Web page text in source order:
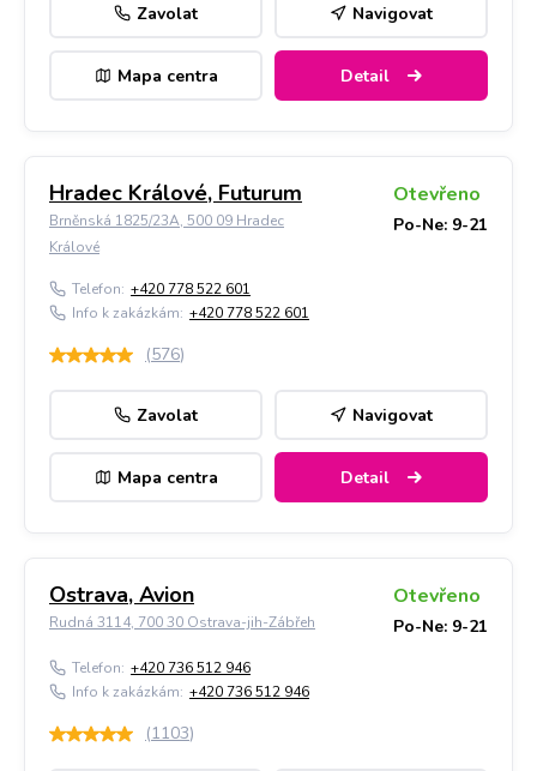
Zavolat Navigovat
Mapa centra Detail
Hradec Králové, Futurum
Brněnská 1825/23A, 500 09 Hradec
Králové
Otevřeno
Po-Ne: 9-21
Telefon: +420 778 522 601
Info k zakázkám: +420 778 522 601
(576)
Zavolat Navigovat
Mapa centra Detail
Ostrava, Avion
Rudná 3114, 700 30 Ostrava-jih-Zábřeh
Otevřeno
Po-Ne: 9-21
Telefon: +420 736 512 946
Info k zakázkám: +420 736 512 946
(1103)